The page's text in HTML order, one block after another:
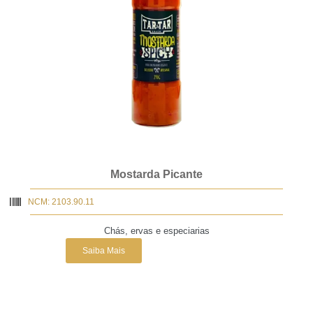
Mostarda Picante
NCM: 2103.90.11
Chás, ervas e especiarias
Saiba Mais